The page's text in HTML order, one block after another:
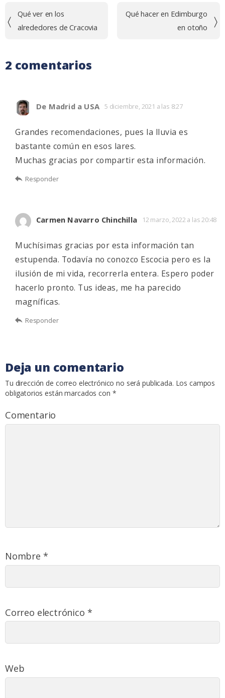
Navegación
de
Qué ver en los
alrededores de Cracovia
Qué hacer en Edimburgo
en otoño
2 comentarios
De Madrid a USA 5 diciembre, 2021 a las 8:27
Grandes recomendaciones, pues la lluvia es
bastante común en esos lares.
Muchas gracias por compartir esta información.
Responder
Carmen Navarro Chinchilla 12 marzo, 2022 a las 20:48
Muchísimas gracias por esta información tan
estupenda. Todavía no conozco Escocia pero es la
ilusión de mi vida, recorrerla entera. Espero poder
hacerlo pronto. Tus ideas, me ha parecido
magníficas.
Responder
Deja un comentario
Tu dirección de correo electrónico no será publicada. Los campos
obligatorios están marcados con *
Comentario
Nombre *
Correo electrónico *
Web